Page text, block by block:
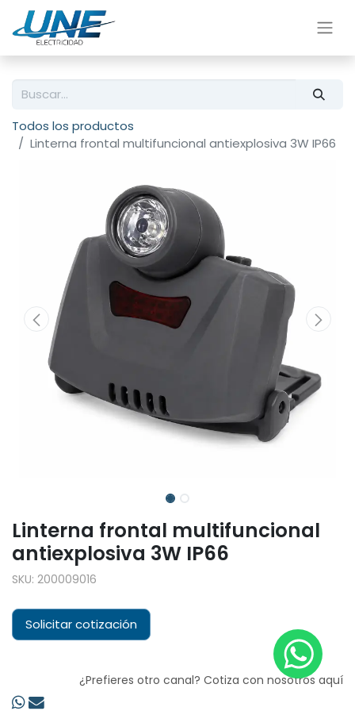
Todos los productos
Linterna frontal multifuncional antiexplosiva 3W IP66
Linterna frontal multifuncional
antiexplosiva 3W IP66
SKU: 200009016
Solicitar cotización
¿Prefieres otro canal? Cotiza con nosotros aquí